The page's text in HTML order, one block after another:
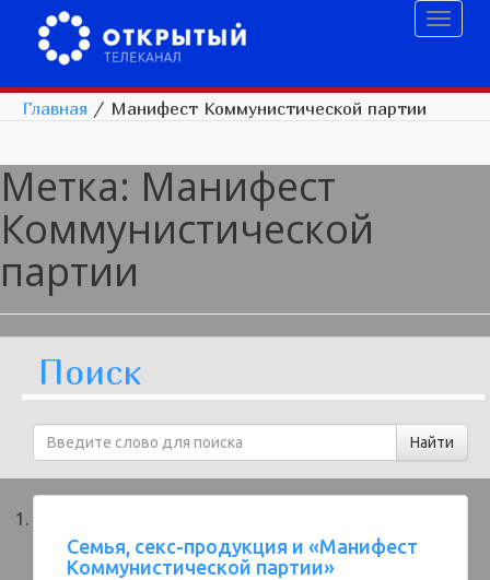
Главная / Манифест Коммунистической партии
Метка: Манифест
Коммунистической
партии
Поиск
Семья, секс-продукция и «Манифест
Коммунистической партии»